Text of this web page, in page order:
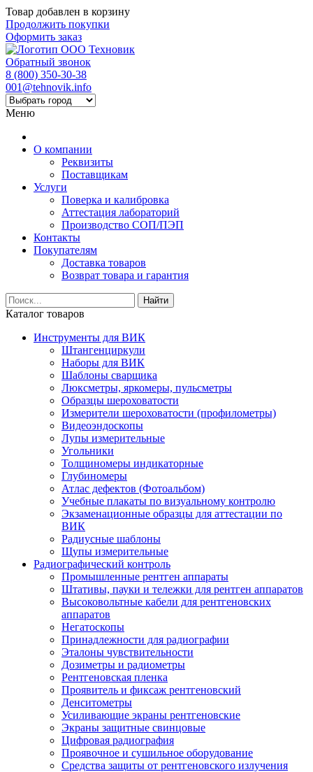
Товар добавлен в корзину
Продолжить покупки
Оформить заказ
Обратный звонок
8 (800) 350-30-38
001@tehnovik.info
Меню
О компании
Реквизиты
Поставщикам
Услуги
Поверка и калибровка
Аттестация лабораторий
Производство СОП/ПЭП
Контакты
Покупателям
Доставка товаров
Возврат товара и гарантия
Найти
Каталог товаров
Инструменты для ВИК
Штангенциркули
Наборы для ВИК
Шаблоны сварщика
Люксметры, яркомеры, пульсметры
Образцы шероховатости
Измерители шероховатости (профилометры)
Видеоэндоскопы
Лупы измерительные
Угольники
Толщиномеры индикаторные
Глубиномеры
Атлас дефектов (Фотоальбом)
Учебные плакаты по визуальному контролю
Экзаменационные образцы для аттестации по
ВИК
Радиусные шаблоны
Щупы измерительные
Радиографический контроль
Промышленные рентген аппараты
Штативы, пауки и тележки для рентген аппаратов
Высоковольтные кабели для рентгеновских
аппаратов
Негатоскопы
Принадлежности для радиографии
Эталоны чувствительности
Дозиметры и радиометры
Рентгеновская пленка
Проявитель и фиксаж рентгеновский
Денситометры
Усиливающие экраны рентгеновские
Экраны защитные свинцовые
Цифровая радиография
Проявочное и сушильное оборудование
Средства защиты от рентгеновского излучения